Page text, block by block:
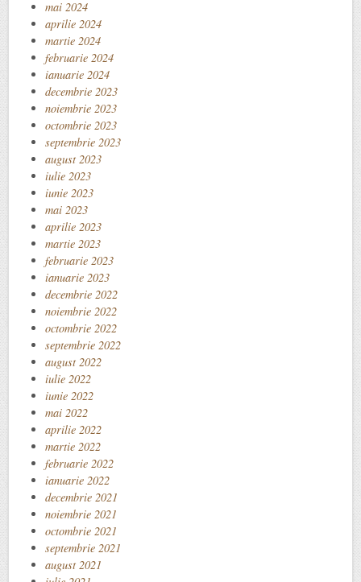
mai 2024
aprilie 2024
martie 2024
februarie 2024
ianuarie 2024
decembrie 2023
noiembrie 2023
octombrie 2023
septembrie 2023
august 2023
iulie 2023
iunie 2023
mai 2023
aprilie 2023
martie 2023
februarie 2023
ianuarie 2023
decembrie 2022
noiembrie 2022
octombrie 2022
septembrie 2022
august 2022
iulie 2022
iunie 2022
mai 2022
aprilie 2022
martie 2022
februarie 2022
ianuarie 2022
decembrie 2021
noiembrie 2021
octombrie 2021
septembrie 2021
august 2021